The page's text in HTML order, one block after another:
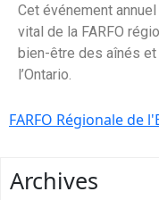
Cet événement
vital de la FARFO
bien-être des aînés
l’Ontario.
FARFO Régionale de
Archives